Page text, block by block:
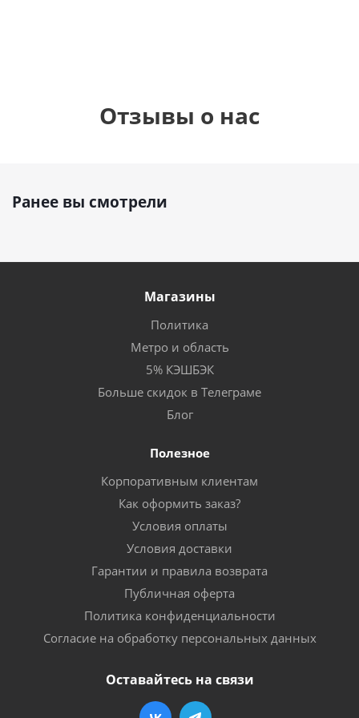
Отзывы о нас
Ранее вы смотрели
Магазины
Политика
Метро и область
5% КЭШБЭК
Больше скидок в Телеграме
Блог
Полезное
Корпоративным клиентам
Как оформить заказ?
Условия оплаты
Условия доставки
Гарантии и правила возврата
Публичная оферта
Политика конфиденциальности
Согласие на обработку персональных данных
Оставайтесь на связи